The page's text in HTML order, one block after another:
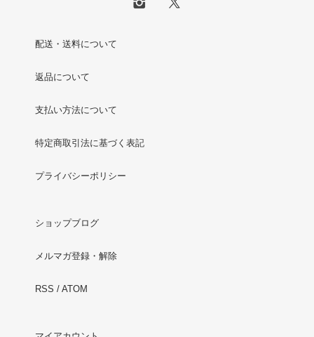
配送・送料について
返品について
支払い方法について
特定商取引法に基づく表記
プライバシーポリシー
ショップブログ
メルマガ登録・解除
RSS / ATOM